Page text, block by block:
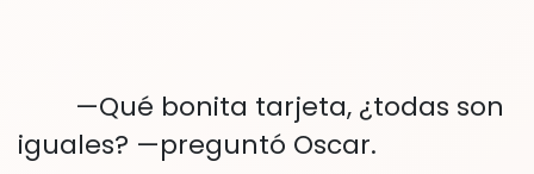
—Qué bonita tarjeta, ¿todas son
iguales? —preguntó Oscar.